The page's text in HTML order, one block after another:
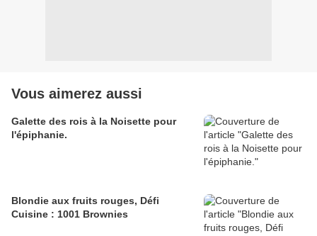
Vous aimerez aussi
Galette des rois à la Noisette pour
l'épiphanie.
Blondie aux fruits rouges, Défi
Cuisine : 1001 Brownies